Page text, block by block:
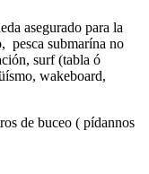
asegurado para la
pesca submarína no
surf (tabla ó
wakeboard,
de buceo ( pídannos